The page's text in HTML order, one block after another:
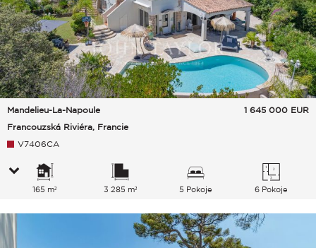
Mandelieu-La-Napoule
Francouzská Riviéra, Francie
1 645 000 EUR
V7406CA
165 m² 3 285 m² 5 Pokoje 6 Pokoje